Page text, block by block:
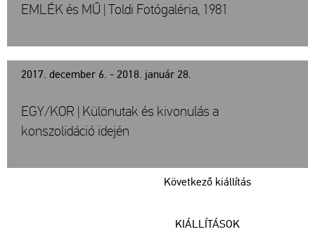
EMLÉK és MŰ | Toldi Fotógaléria, 1981
2017. december 6. - 2018. január 28.
Következő kiállítás
EGY/KOR | Különutak és kivonulás a
konszolidáció idején
KIÁLLÍTÁSOK